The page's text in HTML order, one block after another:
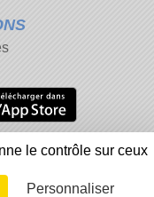
cookies
inapproprié
Connexion
le contrôle sur ceux
Personnaliser